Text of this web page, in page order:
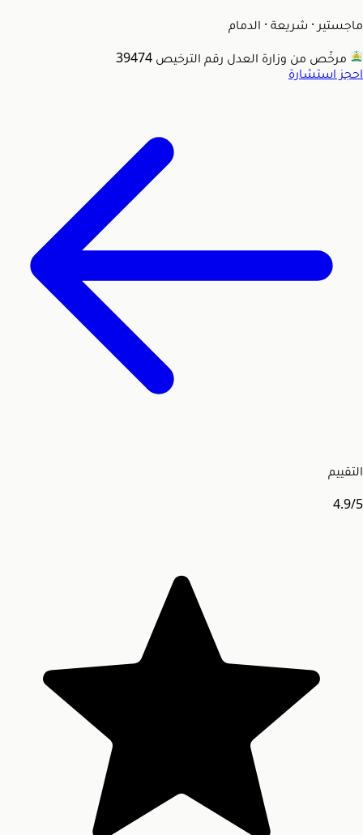
ماجستير · شريعة · الدمام
مرخّص من وزارة العدل رقم الترخيص 39474
احجز استشارة
التقييم
4.9/5